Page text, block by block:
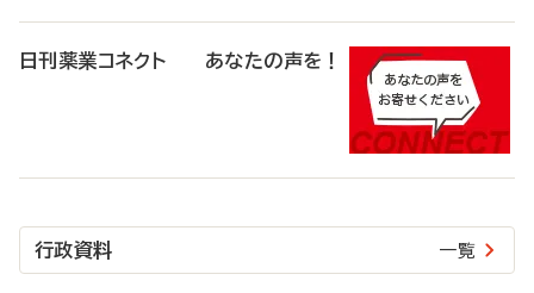
日刊薬業コネクト あなたの声を！
行政資料 一覧